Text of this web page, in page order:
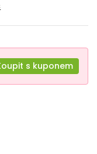
s kuponem